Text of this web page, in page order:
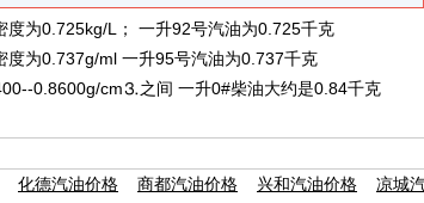
度为0.725kg/L； 一升92号汽油为0.725千克
度为0.737g/ml 一升95号汽油为0.737千克
0.8600g/cm⒊之间 一升0#柴油大约是0.84千克
化德汽油价格 商都汽油价格 兴和汽油价格 凉城